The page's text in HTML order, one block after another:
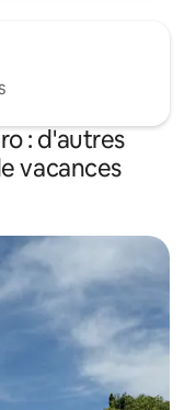
: d'autres
vacances